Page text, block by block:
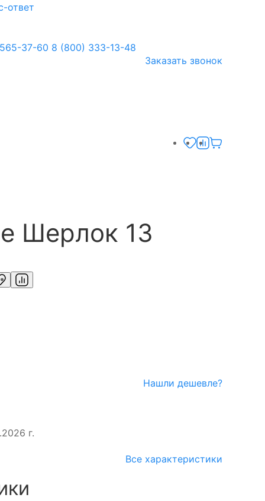
ответ
37-60 8 (800) 333-13-48
Заказать звонок
Шерлок 13
Нашли дешевле?
г.
Все характеристики